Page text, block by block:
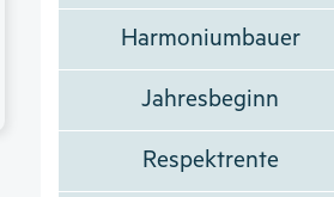
Harmoniumbauer
Jahresbeginn
Respektrente